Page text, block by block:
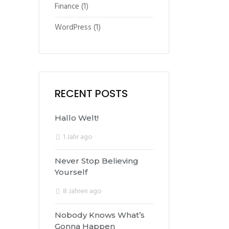
Finance (1)
WordPress (1)
RECENT POSTS
Hallo Welt!
1 Jahr ago
Never Stop Believing
Yourself
8 Jahren ago
Nobody Knows What’s
Gonna Happen